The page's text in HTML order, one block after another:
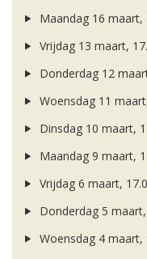
Maandag 16 maart,
Vrijdag 13 maart,
Donderdag 12
Woensdag 11
Dinsdag 10 maart,
Maandag 9 maart,
Vrijdag 6 maart,
Donderdag 5
Woensdag 4 maart,